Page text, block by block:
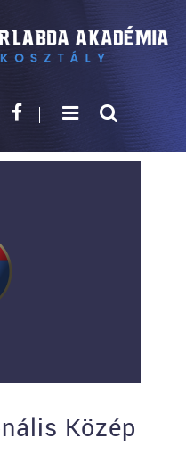
Közép